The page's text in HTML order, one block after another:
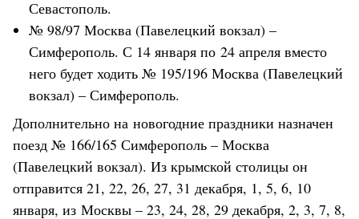
Севастополь.
№ 98/97 Москва (Павелецкий вокзал) –
Симферополь. С 14 января по 24 апреля вместо
него будет ходить № 195/196 Москва (Павелецкий
вокзал) – Симферополь.
Дополнительно на новогодние праздники назначен
поезд № 166/165 Симферополь – Москва
(Павелецкий вокзал). Из крымской столицы он
отправится 21, 22, 26, 27, 31 декабря, 1, 5, 6, 10
января, из Москвы – 23, 24, 28, 29 декабря, 2, 3, 7, 8,